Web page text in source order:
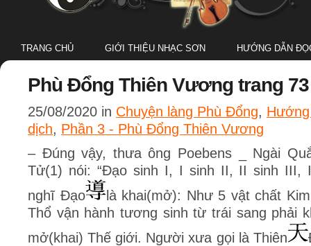
TRANG CHỦ GIỚI THIỆU NHẠC SƠN HƯỚNG DẪN
Phù Đổng Thiên Vương trang 73
25/08/2020 in Chuyện làng Phù Đổng,
dịch, Phần 3 - Phù Đổng Thiên Vương
– Đúng vậy, thưa ông Poebens _ Ngài
Tử(1) nói: “Đạo sinh I, I sinh II, II sinh III,
nghĩ Đạo
là khai(mở): Như 5 vật chất
Thổ vận hành tương sinh từ trái sang phải
mở(khai) Thế giới. Người xưa gọi là Thiên